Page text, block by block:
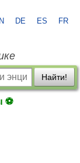
DE ES FR
Найти!
⚽